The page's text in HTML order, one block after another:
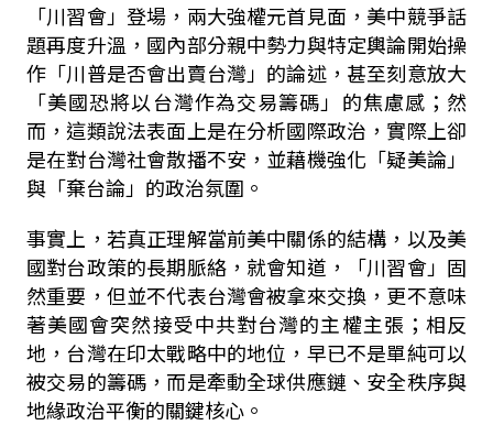
「川習會」登場，兩大強權元首見面，美中競爭話
題再度升溫，國內部分親中勢力與特定輿論開始操
作「川普是否會出賣台灣」的論述，甚至刻意放大
「美國恐將以台灣作為交易籌碼」的焦慮感；然
而，這類說法表面上是在分析國際政治，實際上卻
是在對台灣社會散播不安，並藉機強化「疑美論」
與「棄台論」的政治氛圍。
事實上，若真正理解當前美中關係的結構，以及美
國對台政策的長期脈絡，就會知道，「川習會」固
然重要，但並不代表台灣會被拿來交換，更不意味
著美國會突然接受中共對台灣的主權主張；相反
地，台灣在印太戰略中的地位，早已不是單純可以
被交易的籌碼，而是牽動全球供應鏈、安全秩序與
地緣政治平衡的關鍵核心。